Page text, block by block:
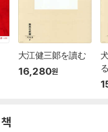
大江健三郞を讀む
16,280원